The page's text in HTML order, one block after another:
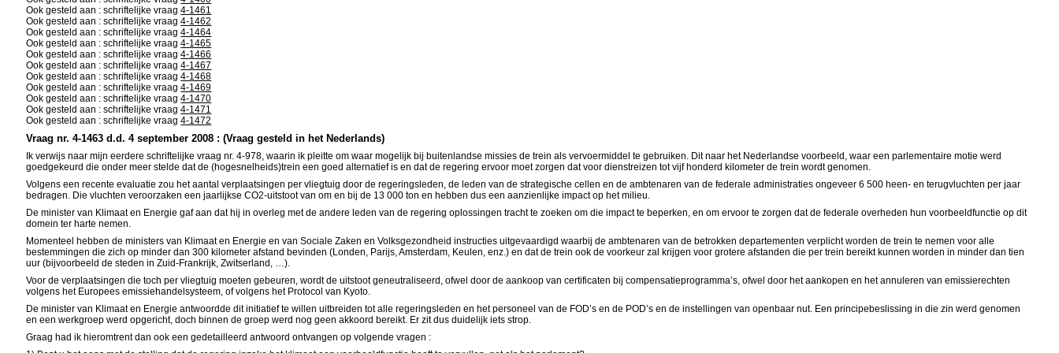
Ook gesteld aan : schriftelijke vraag4-1461
Ook gesteld aan : schriftelijke vraag4-1462
Ook gesteld aan : schriftelijke vraag4-1464
Ook gesteld aan : schriftelijke vraag4-1465
Ook gesteld aan : schriftelijke vraag4-1466
Ook gesteld aan : schriftelijke vraag4-1467
Ook gesteld aan : schriftelijke vraag4-1468
Ook gesteld aan : schriftelijke vraag4-1469
Ook gesteld aan : schriftelijke vraag4-1470
Ook gesteld aan : schriftelijke vraag4-1471
Ook gesteld aan : schriftelijke vraag4-1472
Vraag nr. 4-1463 d.d. 4 september 2008 : (Vraag gesteld in het Nederlands)
Ik verwijs naar mijn eerdere schriftelijke vraag nr. 4-978, waarin ik pleitte om waar mogelijk bij buitenlandse missies de trein als vervoermiddel te gebruiken. Dit naar het Nederlandse voorbeeld, waar een parlementaire motie werd
goedgekeurd die onder meer stelde dat de (hogesnelheids)trein een goed alternatief is en dat de regering ervoor moet zorgen dat voor dienstreizen tot vijf honderd kilometer de trein wordt genomen.
Volgens een recente evaluatie zou het aantal verplaatsingen per vliegtuig door de regeringsleden, de leden van de strategische cellen en de ambtenaren van de federale administraties ongeveer 6 500 heen- en terugvluchten per jaar
bedragen. Die vluchten veroorzaken een jaarlijkse CO2-uitstoot van om en bij de 13 000 ton en hebben dus een aanzienlijke impact op het milieu.
De minister van Klimaat en Energie gaf aan dat hij in overleg met de andere leden van de regering oplossingen tracht te zoeken om die impact te beperken, en om ervoor te zorgen dat de federale overheden hun voorbeeldfunctie op dit
domein ter harte nemen.
Momenteel hebben de ministers van Klimaat en Energie en van Sociale Zaken en Volksgezondheid instructies uitgevaardigd waarbij de ambtenaren van de betrokken departementen verplicht worden de trein te nemen voor alle
bestemmingen die zich op minder dan 300 kilometer afstand bevinden (Londen, Parijs, Amsterdam, Keulen, enz.) en dat de trein ook de voorkeur zal krijgen voor grotere afstanden die per trein bereikt kunnen worden in minder dan tien
uur (bijvoorbeeld de steden in Zuid-Frankrijk, Zwitserland, …).
Voor de verplaatsingen die toch per vliegtuig moeten gebeuren, wordt de uitstoot geneutraliseerd, ofwel door de aankoop van certificaten bij compensatieprogramma’s, ofwel door het aankopen en het annuleren van emissierechten
volgens het Europees emissiehandelsysteem, of volgens het Protocol van Kyoto.
De minister van Klimaat en Energie antwoordde dit initiatief te willen uitbreiden tot alle regeringsleden en het personeel van de FOD’s en de POD’s en de instellingen van openbaar nut. Een principebeslissing in die zin werd genomen
en een werkgroep werd opgericht, doch binnen de groep werd nog geen akkoord bereikt. Er zit dus duidelijk iets strop.
Graag had ik hieromtrent dan ook een gedetailleerd antwoord ontvangen op volgende vragen :